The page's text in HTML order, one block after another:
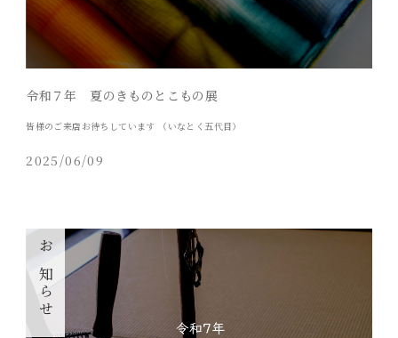
令和７年 夏のきものとこもの展
皆様のご来店お待ちしています （いなとく五代目）
2025/06/09
お知らせ